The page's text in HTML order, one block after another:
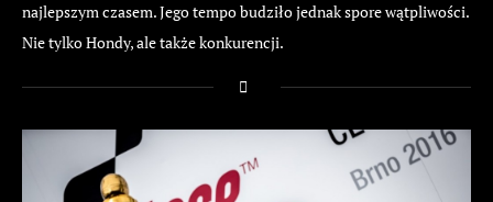
najlepszym czasem. Jego tempo budziło jednak spore wątpliwości.
Nie tylko Hondy, ale także konkurencji.